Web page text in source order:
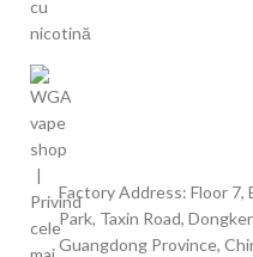
Factory Address: Floor
Park, Taxin Road,
Guangdong Province,